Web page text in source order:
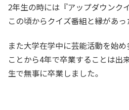
2年生の時には『アップダウンク
この頃からクイズ番組と縁があっ
また大学在学中に芸能活動を始
ことから4年で卒業することは出
生で無事に卒業しました。